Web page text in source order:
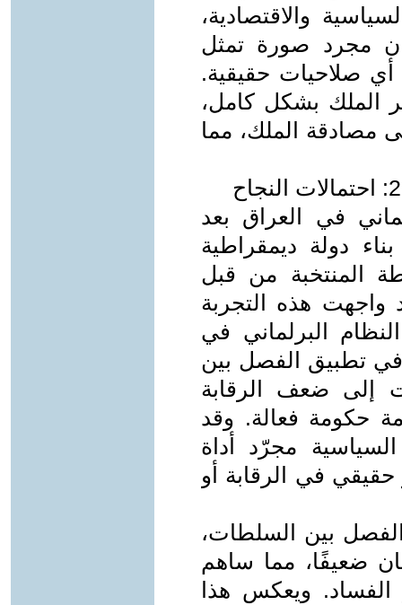
والاقتصادية،
مجرد صورة تمثل
صلاحيات حقيقية.
الملك بشكل كامل،
مصادقة الملك، مما
في العراق بعد
بناء دولة ديمقراطية
المنتخبة من قبل
هذه التجربة
البرلماني في
تطبيق الفصل بين
إلى ضعف الرقابة
حكومة فعالة. وقد
مجرّد أداة
في الرقابة أو
بمبدأ الفصل بين السلطات،
ضعيفًا، مما ساهم
ويعكس هذا